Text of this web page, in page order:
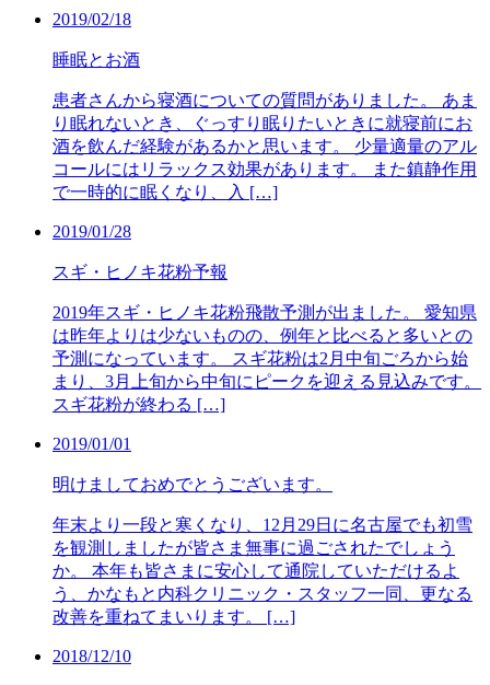
2019/02/18
睡眠とお酒
患者さんから寝酒についての質問がありました。 あま
り眠れないとき、ぐっすり眠りたいときに就寝前にお
酒を飲んだ経験があるかと思います。 少量適量のアル
コールにはリラックス効果があります。 また鎮静作用
で一時的に眠くなり、入 […]
2019/01/28
スギ・ヒノキ花粉予報
2019年スギ・ヒノキ花粉飛散予測が出ました。 愛知県
は昨年よりは少ないものの、例年と比べると多いとの
予測になっています。 スギ花粉は2月中旬ごろから始
まり、3月上旬から中旬にピークを迎える見込みです。
スギ花粉が終わる […]
2019/01/01
明けましておめでとうございます。
年末より一段と寒くなり、12月29日に名古屋でも初雪
を観測しましたが皆さま無事に過ごされたでしょう
か。 本年も皆さまに安心して通院していただけるよ
う、かなもと内科クリニック・スタッフ一同、更なる
改善を重ねてまいります。 […]
2018/12/10